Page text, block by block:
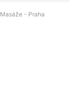
- Praha